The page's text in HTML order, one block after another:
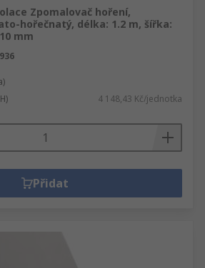
Zpomalovač hoření,
hořečnatý, délka: 1.2 m, šířka:
mm
4 148,43 Kč/jednotka
Přidat